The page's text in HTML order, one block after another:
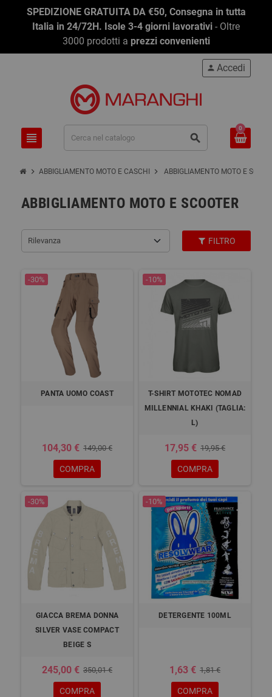
SPEDIZIONE GRATUITA DA €50, Consegna in tutta
Italia in 24/72H. Isole 3-4 giorni lavorativi - Oltre
3000 prodotti a prezzi convenienti
view_headline search
person Accedi
0
chevron_right ABBIGLIAMENTO MOTO E CASCHI chevron_right ABBIGLIAMENTO MOTO E
ABBIGLIAMENTO MOTO E SCOOTER
Rilevanza FILTRO
-30%
PANTA UOMO COAST
104,30 € 149,00 €
COMPRA
-10%
T-SHIRT MOTOTEC NOMAD
MILLENNIAL KHAKI (TAGLIA:
L)
17,95 € 19,95 €
COMPRA
-30%
GIACCA BREMA DONNA
SILVER VASE COMPACT
BEIGE S
245,00 € 350,01 €
COMPRA
-10%
DETERGENTE 100ML
1,63 € 1,81 €
COMPRA